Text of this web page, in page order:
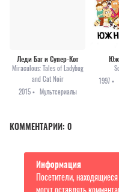
Леди Баг и Супер-Кот
Miraculous: Tales of Ladybug
and Cat Noir
2015 •
Мультсериалы
1997 •
КОММЕНТАРИИ: 0
Информация
Посетители, находящиеся